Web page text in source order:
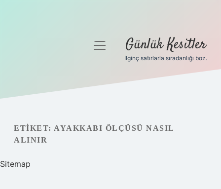
Hakkımızda
menüyü
Günlük Kesitler
İlginç satırlarla sıradanlığı boz.
ETIKET: AYAKKABI ÖLÇÜSÜ NASIL
ALINIR
Sitemap